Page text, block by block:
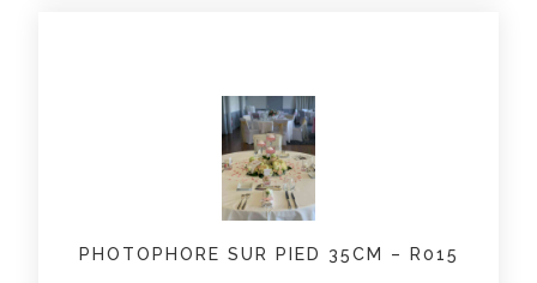
PHOTOPHORE SUR PIED 35CM – R015